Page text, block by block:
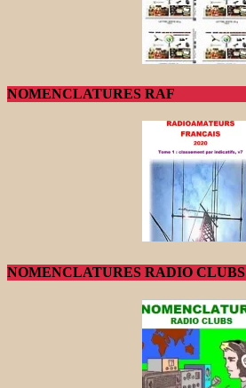
NOMENCLATURES RAF
NOMENCLATURES RADIO CLUBS